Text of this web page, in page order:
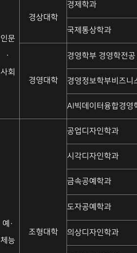
인문
·
사회
경상대학
경제학과
국제통상학과
경영대학
경영학부 경영학전공
경영정보학부비즈니
AI빅데이터융합경영
예·
체능
조형대학
공업디자인학과
시각디자인학과
금속공예학과
도자공예학과
의상디자인학과